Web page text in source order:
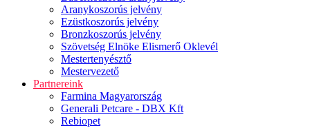
Aranykoszorús jelvény
Ezüstkoszorús jelvény
Bronzkoszorús jelvény
Szövetség Elnöke Elismerő Oklevél
Mestertenyésztő
Mestervezető
Partnereink
Farmina Magyarország
Generali Petcare - DBX Kft
Rebiopet